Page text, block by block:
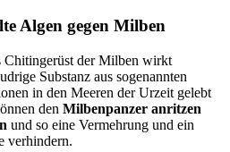
Algen gegen Milben
Chitingerüst der Milben wirkt
Substanz aus sogenannten
in den Meeren der Urzeit gelebt
den Milbenpanzer anritzen
und so eine Vermehrung und ein
verhindern.